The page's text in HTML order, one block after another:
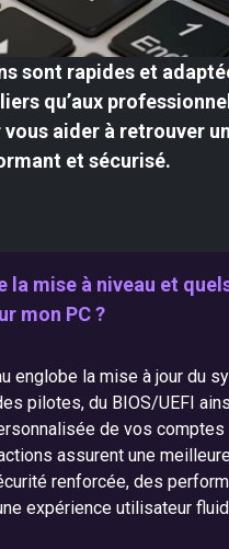
sont rapides et
qu’aux
aider à retrouver un
et sécurisé.
la mise à niveau et
mon PC ?
englobe la mise à jour du
pilotes, du BIOS/UEFI
de vos comptes
assurent une
renforcée, des
expérience utilisateur